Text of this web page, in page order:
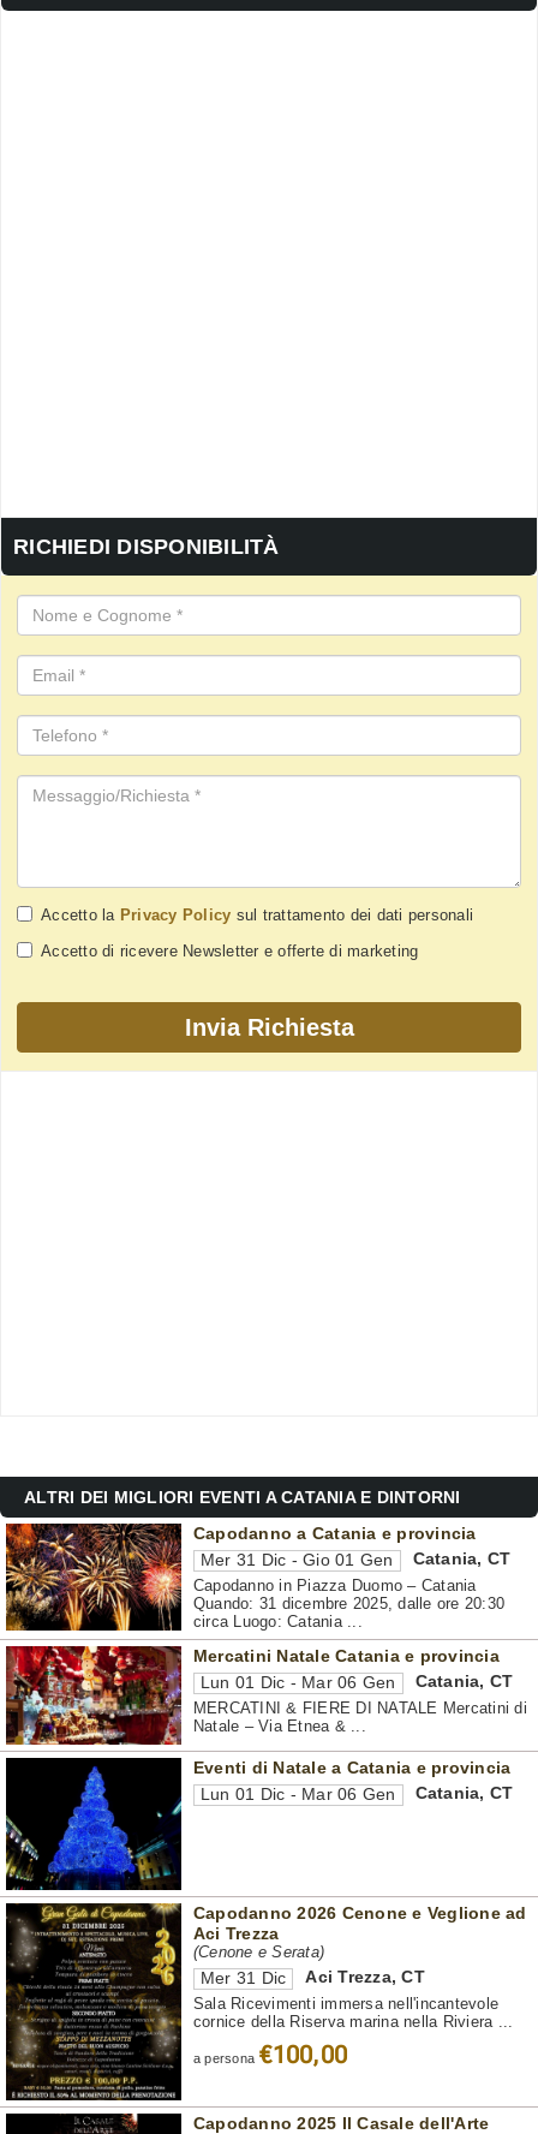
RICHIEDI DISPONIBILITÀ
Accetto la Privacy Policy sul trattamento dei dati personali
Accetto di ricevere Newsletter e offerte di marketing
ALTRI DEI MIGLIORI EVENTI A CATANIA E DINTORNI
Capodanno a Catania e provincia
Mer 31 Dic - Gio 01 Gen Catania, CT
Capodanno in Piazza Duomo – Catania
Quando: 31 dicembre 2025, dalle ore 20:30
circa Luogo: Catania ...
Mercatini Natale Catania e provincia
Lun 01 Dic - Mar 06 Gen Catania, CT
MERCATINI & FIERE DI NATALE Mercatini di
Natale – Via Etnea & ...
Eventi di Natale a Catania e provincia
Lun 01 Dic - Mar 06 Gen Catania, CT
Capodanno 2026 Cenone e Veglione ad
Aci Trezza
(Cenone e Serata)
Mer 31 Dic Aci Trezza,CT
Sala Ricevimenti immersa nell'incantevole
cornice della Riserva marina nella Riviera ...
a persona €100,00
Capodanno 2025 Il Casale dell'Arte